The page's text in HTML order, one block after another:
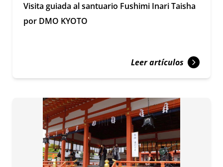
Visita guiada al santuario Fushimi Inari Taisha
por DMO KYOTO
Leer artículos